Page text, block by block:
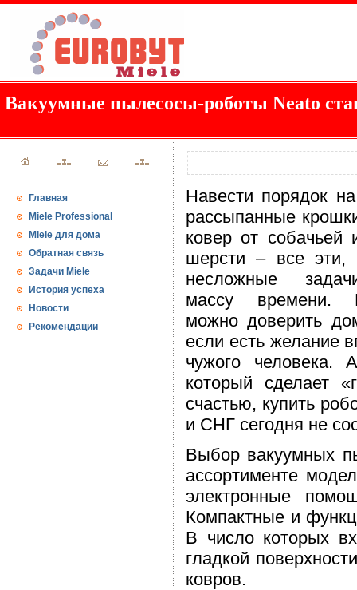
Вакуумные пылесосы-роботы Neato
Главная
Miele Professional
Miele для дома
Обратная связь
Задачи Miele
История успеха
Новости
Рекомендации
Навести порядок
рассыпанные
ковер от собачьей
шерсти – все эти,
несложные
массу времени.
можно доверить
если есть желание
чужого человека.
который сделает
счастью, купить
и СНГ сегодня не
Выбор вакуумных
ассортименте
электронные
Компактные и
В число которых
гладкой
ковров.